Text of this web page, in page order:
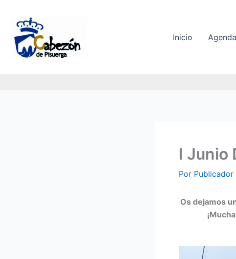
contenido
Inicio Agenda
I Junio
Por Publicador
Os dejamos